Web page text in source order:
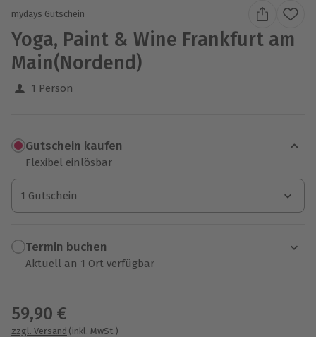
mydays Gutschein
Yoga, Paint & Wine Frankfurt am
Main(Nordend)
1 Person
Gutschein kaufen
Flexibel einlösbar
1 Gutschein
1 Gutschein
1 Gutschein
Termin buchen
Aktuell an 1 Ort verfügbar
59,90 €
zzgl. Versand (inkl. MwSt.)